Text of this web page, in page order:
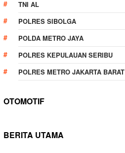
TNI AL
POLRES SIBOLGA
POLDA METRO JAYA
POLRES KEPULAUAN SERIBU
POLRES METRO JAKARTA BARAT
OTOMOTIF
BERITA UTAMA